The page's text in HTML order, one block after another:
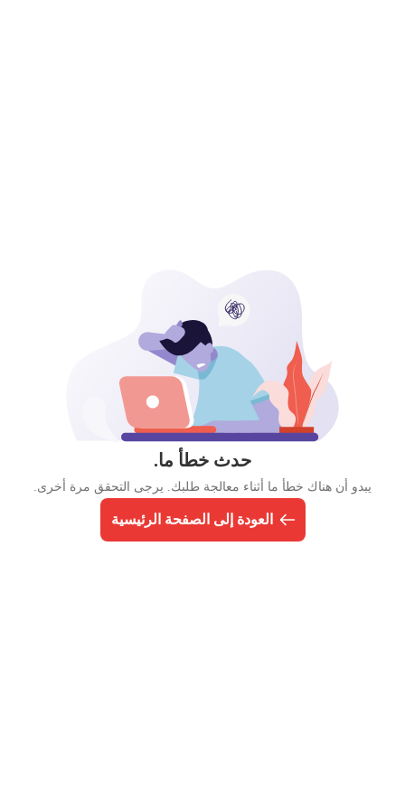
حدث خطأ ما.
يبدو أن هناك خطأ ما أثناء معالجة طلبك. يرجى التحقق مرة أخرى.
العودة إلى الصفحة الرئيسية